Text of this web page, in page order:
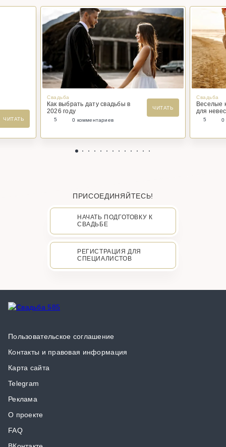
ЧИТАТЬ
Свадьба
Как выбрать дату свадьбы в
2026 году
ЧИТАТЬ
5 0 комментариев
Свадьба
Веселые
для
5 0
ПРИСОЕДИНЯЙТЕСЬ!
НАЧАТЬ ПОДГОТОВКУ К
СВАДЬБЕ
РЕГИСТРАЦИЯ ДЛЯ
СПЕЦИАЛИСТОВ
Пользовательское соглашение
Контакты и правовая информация
Карта сайта
Telegram
Реклама
О проекте
FAQ